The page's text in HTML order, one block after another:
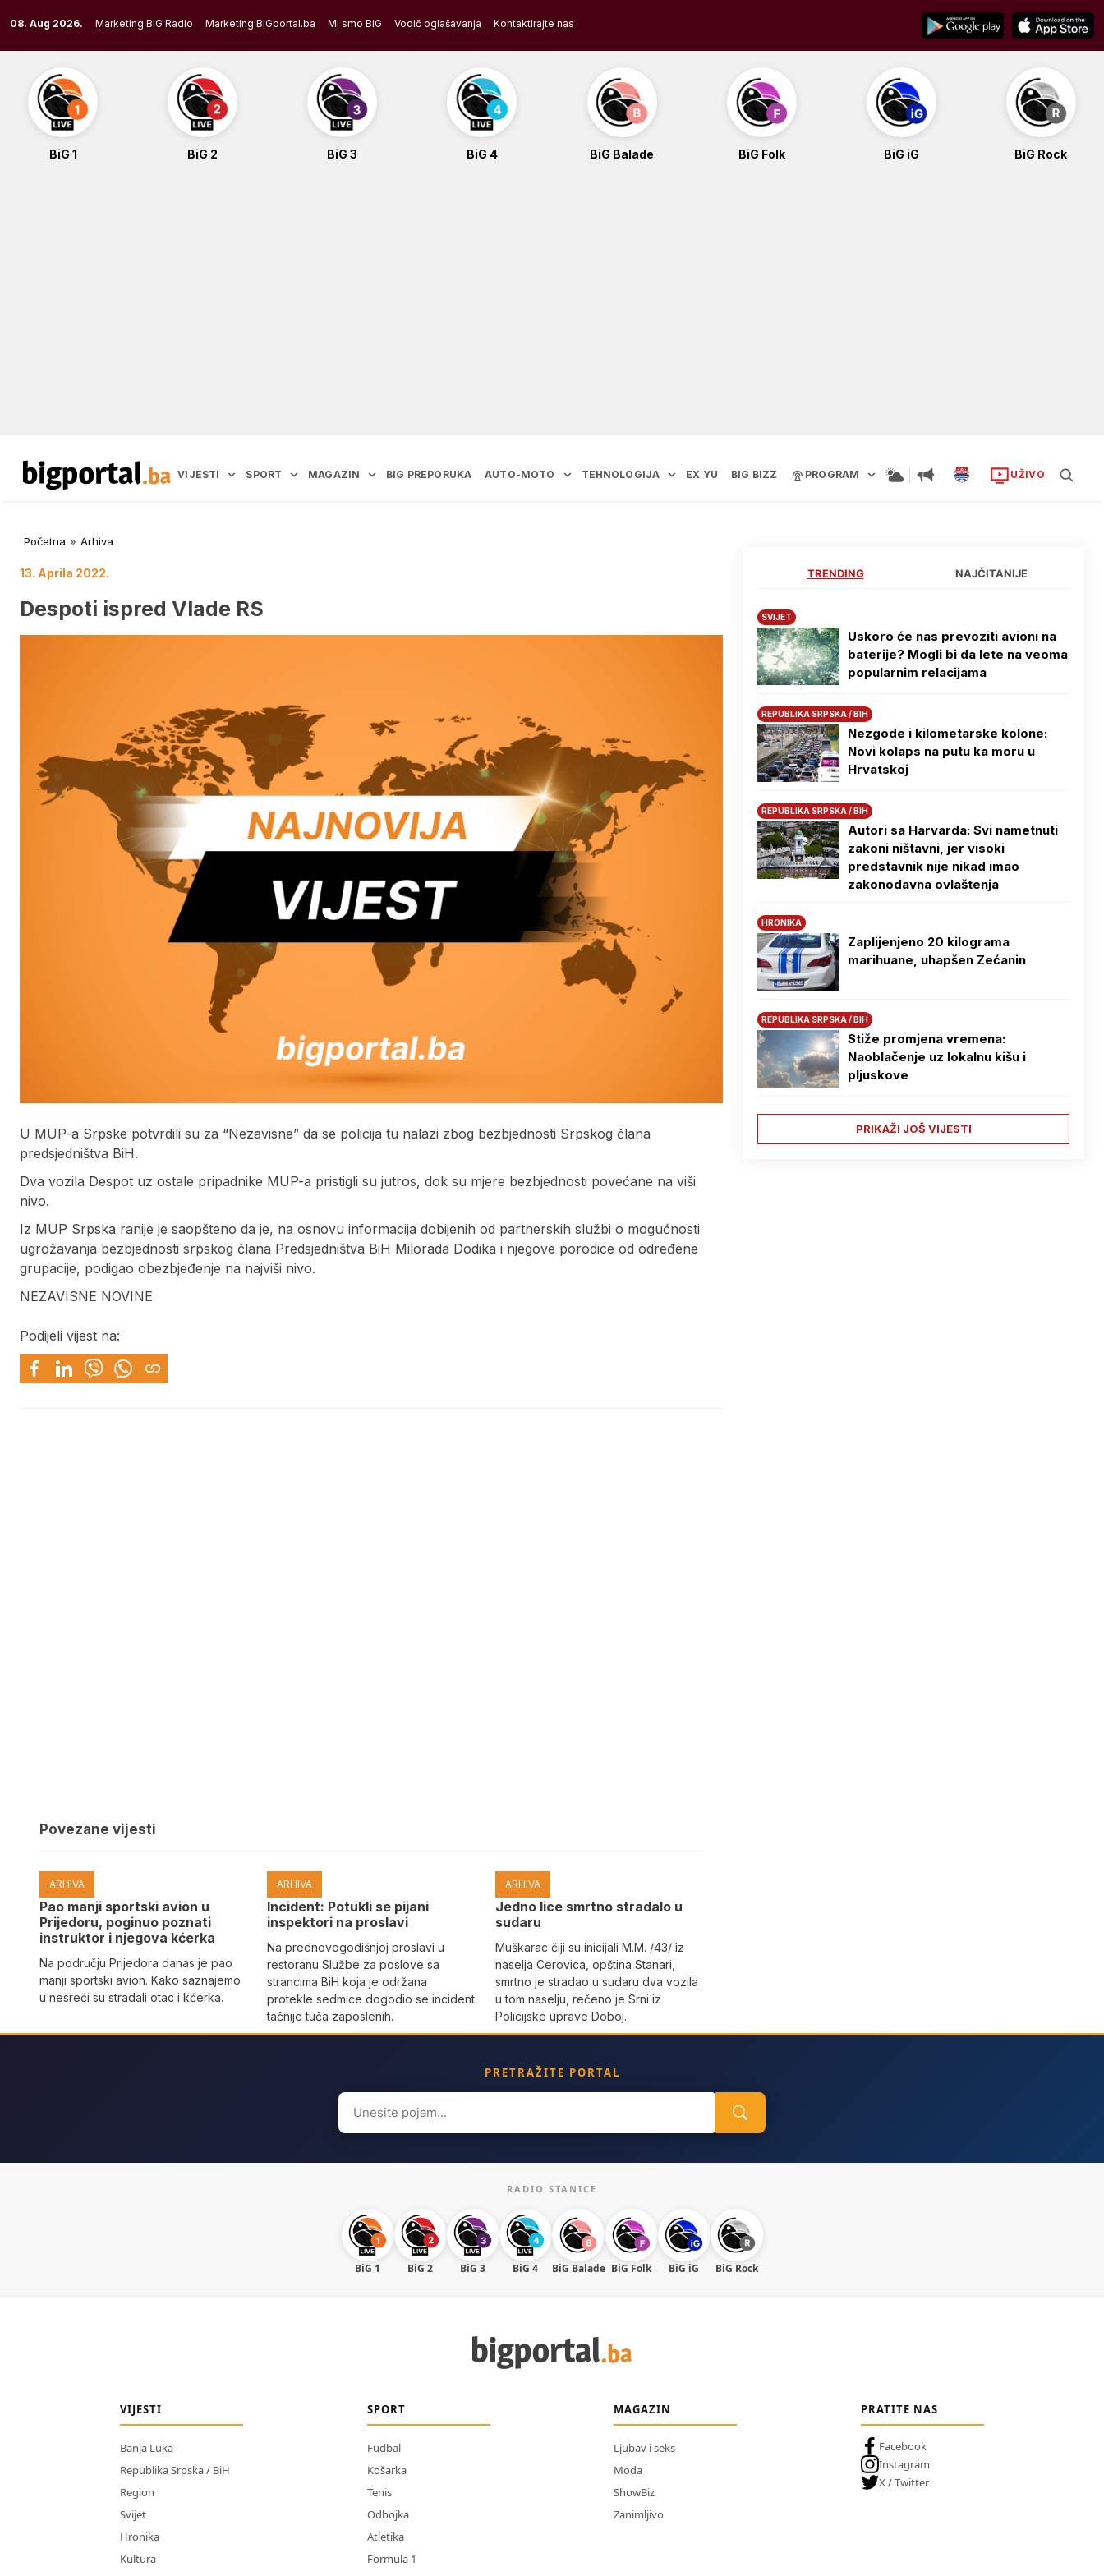
to
content
08. Aug 2026. Marketing BIG Radio Marketing BiGportal.ba Mi smo BiG Vodič oglašavanja Kontaktirajte nas
BiG 1 BiG 2 BiG 3 BiG 4 BiG Balade BiG Folk BiG iG BiG Rock
VIJESTI SPORT MAGAZIN BIG PREPORUKA AUTO-MOTO TEHNOLOGIJA EX YU BIG BIZZ PROGRAM UŽIVO
Početna » Arhiva
13. Aprila 2022.
Despoti ispred Vlade RS
U MUP-a Srpske potvrdili su za “Nezavisne” da se policija tu nalazi zbog bezbjednosti Srpskog člana
predsjedništva BiH.
Dva vozila Despot uz ostale pripadnike MUP-a pristigli su jutros, dok su mjere bezbjednosti povećane na viši
nivo.
Iz MUP Srpska ranije je saopšteno da je, na osnovu informacija dobijenih od partnerskih službi o mogućnosti
ugrožavanja bezbjednosti srpskog člana Predsjedništva BiH Milorada Dodika i njegove porodice od određene
grupacije, podigao obezbjeđenje na najviši nivo.
NEZAVISNE NOVINE
Podijeli vijest na:
Povezane vijesti
ARHIVA
Pao manji sportski avion u
Prijedoru, poginuo poznati
instruktor i njegova kćerka
Na području Prijedora danas je pao
manji sportski avion. Kako saznajemo
u nesreći su stradali otac i kćerka.
ARHIVA
Incident: Potukli se pijani
inspektori na proslavi
Na prednovogodišnjoj proslavi u
restoranu Službe za poslove sa
strancima BiH koja je održana
protekle sedmice dogodio se incident
tačnije tuča zaposlenih.
ARHIVA
Јedno lice smrtno stradalo u
sudaru
Muškarac čiji su inicijali M.M. /43/ iz
naselja Cerovica, opština Stanari,
smrtno je stradao u sudaru dva vozila
u tom naselju, rečeno je Srni iz
Policijske uprave Doboj.
TRENDING NAJČITANIJE
SVIJET
Uskoro će nas prevoziti avioni na
baterije? Mogli bi da lete na veoma
popularnim relacijama
REPUBLIKA SRPSKA / BIH
Nezgode i kilometarske kolone:
Novi kolaps na putu ka moru u
Hrvatskoj
REPUBLIKA SRPSKA / BIH
Autori sa Harvarda: Svi nametnuti
zakoni ništavni, jer visoki
predstavnik nije nikad imao
zakonodavna ovlaštenja
HRONIKA
Zaplijenjeno 20 kilograma
marihuane, uhapšen Zećanin
REPUBLIKA SRPSKA / BIH
Stiže promjena vremena:
Naoblačenje uz lokalnu kišu i
pljuskove
PRIKAŽI JOŠ VIJESTI
PRETRAŽITE PORTAL
Search
for:
RADIO STANICE
BiG 1 BiG 2 BiG 3 BiG 4 BiG Balade BiG Folk BiG iG BiG Rock
VIJESTI
Banja Luka
Republika Srpska / BiH
Region
Svijet
Hronika
Kultura
SPORT
Fudbal
Košarka
Tenis
Odbojka
Atletika
Formula 1
MAGAZIN
Ljubav i seks
Moda
ShowBiz
Zanimljivo
PRATITE NAS
Facebook
Instagram
X / Twitter